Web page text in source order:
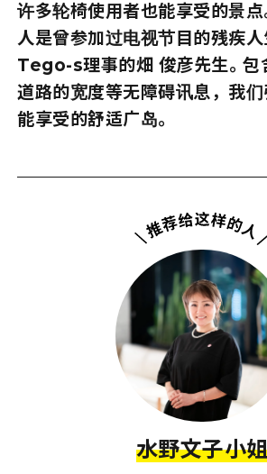
水野文子小
许多轮椅使用者也能享受的景
人是曾参加过电视节目的残疾
Tego-s理事的畑 俊彦先生。包
道路的宽度等无障碍讯息，我
能享受的舒适广岛。